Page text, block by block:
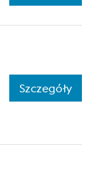
Szczegóły